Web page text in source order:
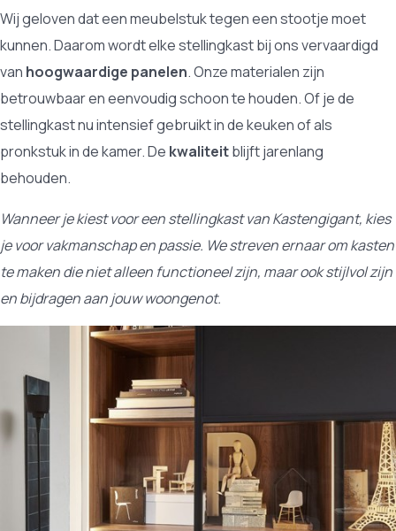
Wij geloven dat een meubelstuk tegen een stootje moet
kunnen. Daarom wordt elke stellingkast bij ons vervaardigd
van hoogwaardige panelen. Onze materialen zijn
betrouwbaar en eenvoudig schoon te houden. Of je de
stellingkast nu intensief gebruikt in de keuken of als
pronkstuk in de kamer. De kwaliteitblijft jarenlang
behouden.
Wanneer je kiest voor een stellingkast van Kastengigant, kies
je voor vakmanschap en passie. We streven ernaar om kasten
te maken die niet alleen functioneel zijn, maar ook stijlvol zijn
en bijdragen aan jouw woongenot.